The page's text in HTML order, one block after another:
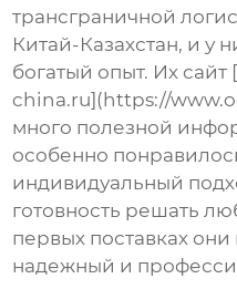
трансграничной
Китай-Казахстан, и у
богатый опыт. Их
china.ru](https://
много полезной
особенно
индивидуальный
готовность решать
первых поставках
надежный и